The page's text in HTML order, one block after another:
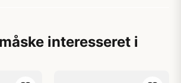
interesseret i